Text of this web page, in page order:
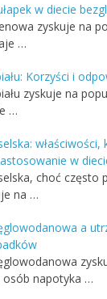
w diecie
zyskuje na
…
Korzyści i
zyskuje na
…
właściwości,
w
choć często
na …
a
osób napotyka …